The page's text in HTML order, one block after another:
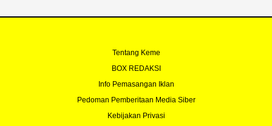
Tentang Keme
BOX REDAKSI
Info Pemasangan Iklan
Pedoman Pemberitaan Media Siber
Kebijakan Privasi